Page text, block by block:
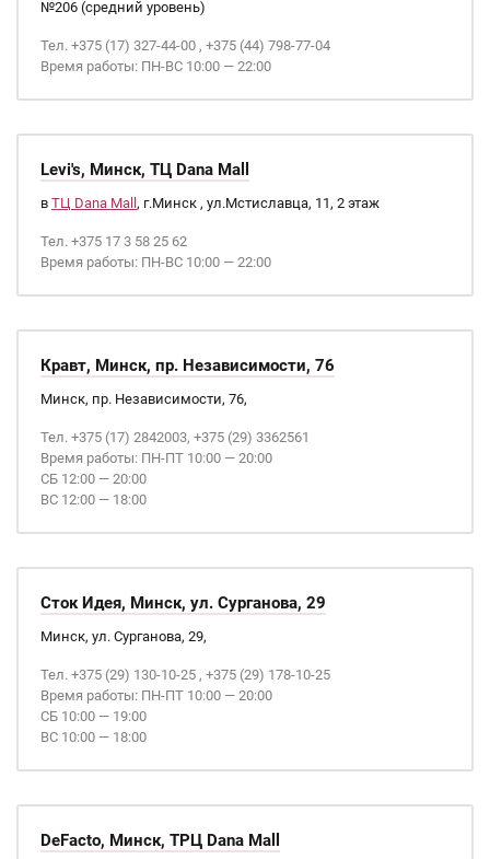
№206 (средний уровень)
Тел. +375 (17) 327-44-00 , +375 (44) 798-77-04
Время работы: ПН-ВС 10:00 — 22:00
Levi's, Минск, ТЦ Dana Mall
в ТЦ Dana Mall , г.Минск , ул.Мстиславца, 11, 2 этаж
Тел. +375 17 3 58 25 62
Время работы: ПН-ВС 10:00 — 22:00
Кравт, Минск, пр. Независимости, 76
Минск, пр. Независимости, 76,
Тел. +375 (17) 2842003, +375 (29) 3362561
Время работы: ПН-ПТ 10:00 — 20:00
СБ 12:00 — 20:00
ВС 12:00 — 18:00
Сток Идея, Минск, ул. Сурганова, 29
Минск, ул. Сурганова, 29,
Тел. +375 (29) 130-10-25 , +375 (29) 178-10-25
Время работы: ПН-ПТ 10:00 — 20:00
СБ 10:00 — 19:00
ВС 10:00 — 18:00
DeFacto, Минск, ТРЦ Dana Mall